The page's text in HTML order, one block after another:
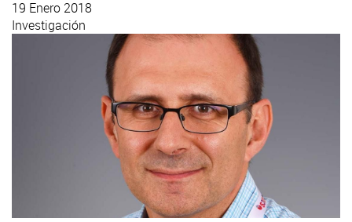
19 Enero 2018
Investigación